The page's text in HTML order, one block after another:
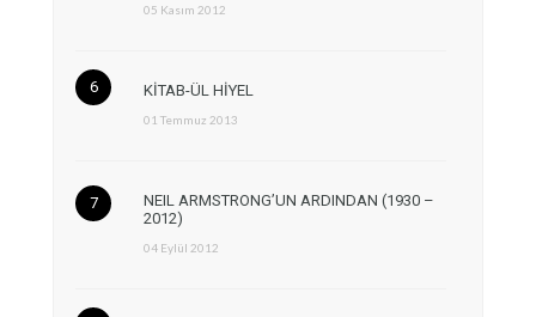
05 Kasım 2012
KİTAB-ÜL HİYEL
01 Temmuz 2013
NEIL ARMSTRONG’UN ARDINDAN (1930 –
2012)
04 Eylül 2012